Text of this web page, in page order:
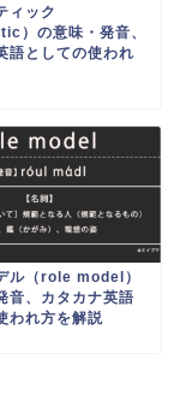
ィック
）の意味・発音、
語としての使われ
ル（role model）
音、カタカナ英語
われ方を解説